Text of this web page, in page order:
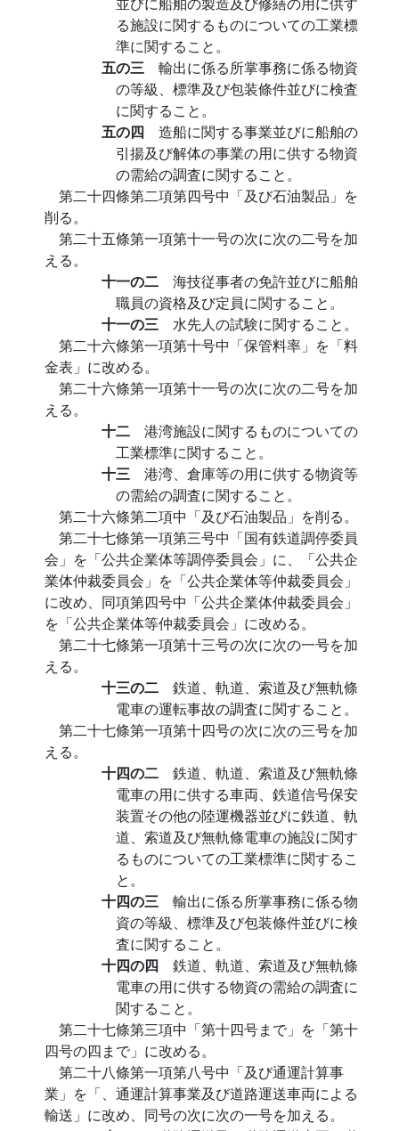
る施設に関するものについての工業標
準に関すること。
五の三 輸出に係る所掌事務に係る物資
の等級、標準及び包装條件並びに検査
に関すること。
五の四 造船に関する事業並びに船舶の
引揚及び解体の事業の用に供する物資
の需給の調査に関すること。
第二十四條第二項第四号中「及び石油製品」を
削る。
第二十五條第一項第十一号の次に次の二号を加
える。
十一の二 海技従事者の免許並びに船舶
職員の資格及び定員に関すること。
十一の三 水先人の試験に関すること。
第二十六條第一項第十号中「保管料率」を「料
金表」に改める。
第二十六條第一項第十一号の次に次の二号を加
える。
十二 港湾施設に関するものについての
工業標準に関すること。
十三 港湾、倉庫等の用に供する物資等
の需給の調査に関すること。
第二十六條第二項中「及び石油製品」を削る。
第二十七條第一項第三号中「国有鉄道調停委員
会」を「公共企業体等調停委員会」に、「公共企
業体仲裁委員会」を「公共企業体等仲裁委員会」
に改め、同項第四号中「公共企業体仲裁委員会」
を「公共企業体等仲裁委員会」に改める。
第二十七條第一項第十三号の次に次の一号を加
える。
十三の二 鉄道、軌道、索道及び無軌條
電車の運転事故の調査に関すること。
第二十七條第一項第十四号の次に次の三号を加
える。
十四の二 鉄道、軌道、索道及び無軌條
電車の用に供する車両、鉄道信号保安
装置その他の陸運機器並びに鉄道、軌
道、索道及び無軌條電車の施設に関す
るものについての工業標準に関するこ
と。
十四の三 輸出に係る所掌事務に係る物
資の等級、標準及び包装條件並びに検
査に関すること。
十四の四 鉄道、軌道、索道及び無軌條
電車の用に供する物資の需給の調査に
関すること。
第二十七條第三項中「第十四号まで」を「第十
四号の四まで」に改める。
第二十八條第一項第八号中「及び通運計算事
業」を「、通運計算事業及び道路運送車両による
輸送」に改め、同号の次に次の一号を加える。